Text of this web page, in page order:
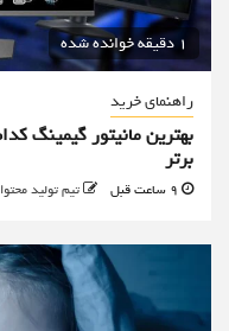
1 دقیقه خوانده شده
راهنمای خرید
برتر
تیم تولید محتوا